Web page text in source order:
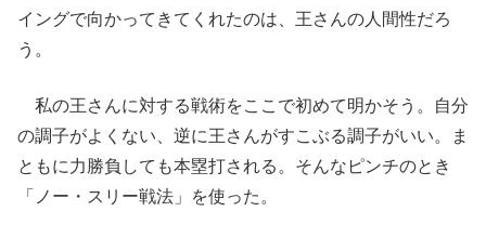
イングで向かってきてくれたのは、王さんの人間性だろ
う。
私の王さんに対する戦術をここで初めて明かそう。自分
の調子がよくない、逆に王さんがすこぶる調子がいい。ま
ともに力勝負しても本塁打される。そんなピンチのとき
「ノー・スリー戦法」を使った。